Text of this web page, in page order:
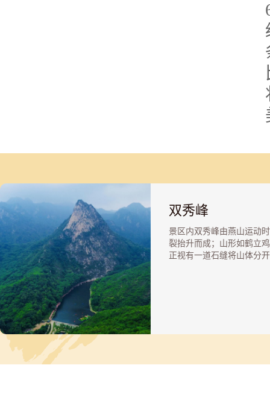
双秀峰
景区内双秀峰由燕山运动
裂抬升而成；山形如鹤立
正视有一道石缝将山体分